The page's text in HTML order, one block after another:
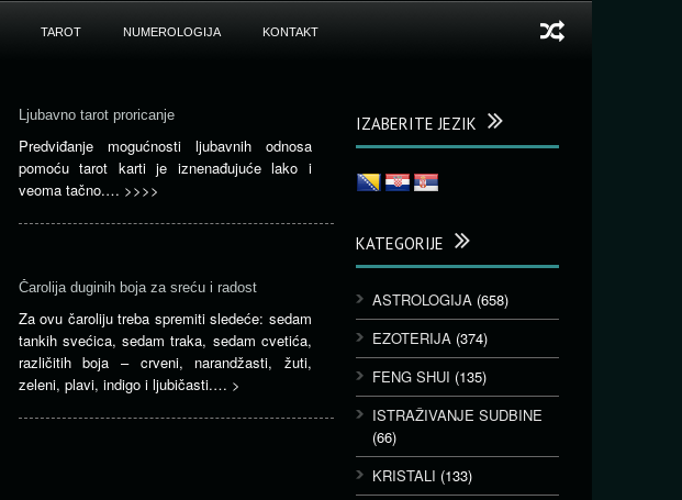
TAROT NUMEROLOGIJA KONTAKT
Ljubavno tarot proricanje
Predviđanje mogućnosti ljubavnih odnosa
pomoću tarot karti je iznenađujuće lako i
veoma tačno.… >>>>
Čarolija duginih boja za sreću i radost
Za ovu čaroliju treba spremiti sledeće: sedam
tankih svećica, sedam traka, sedam cvetića,
različitih boja – crveni, narandžasti, žuti,
zeleni, plavi, indigo i ljubičasti.… >
IZABERITE JEZIK
KATEGORIJE
ASTROLOGIJA (658)
EZOTERIJA (374)
FENG SHUI (135)
ISTRAŽIVANJE SUDBINE
(66)
KRISTALI (133)